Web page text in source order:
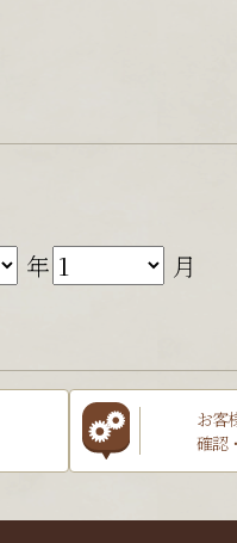
年
月
お客
確認